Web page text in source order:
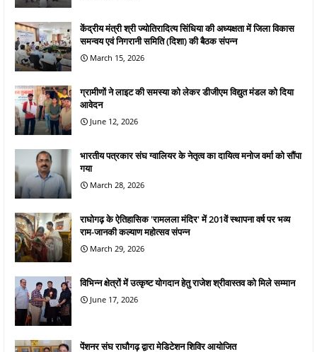
केंद्रीय मंत्री श्री ज्योतिरादित्य सिंधिया की अध्यक्षता में जिला विकास
समन्वय एवं निगरानी समिति (दिशा) की बैठक संपन्न
March 15, 2026
ग्रामीणों ने लाइट की समस्या को लेकर डीजीएम विद्युत मंडल को दिया
आवेदन
June 12, 2026
भारतीय पत्रकार संघ ग्वालियर के नेतृत्व का दायित्व मनोज वर्मा को सौंपा
गया
March 28, 2026
राघोगढ़ के ऐतिहासिक 'रामलला मंदिर' में 201वें स्थापना वर्ष पर भव्य
राम-जानकी कल्याण महोत्सव संपन्न
March 29, 2026
विभिन्न क्षेत्रों में उत्कृष्ट योगदान हेतु राजेश श्रीवास्तव को मिले सम्मान
June 17, 2026
पेंशनर संघ राघौगढ़ द्वारा मेडिटेशन शिविर आयोजित